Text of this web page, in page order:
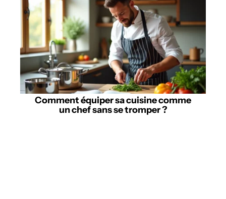
Comment équiper sa cuisine comme
un chef sans se tromper ?